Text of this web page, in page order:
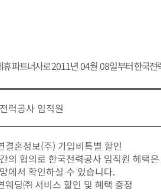
휴 파트너사로2011년 04월 08일부터 한국전
력공사 임직원
결혼정보(주) 가입비특별 할인
의 협의로 한국전력공사 임직원 혜택
에서 확인하실 수 있습니다.
웨딩㈜ 서비스 할인 및 혜택 증정